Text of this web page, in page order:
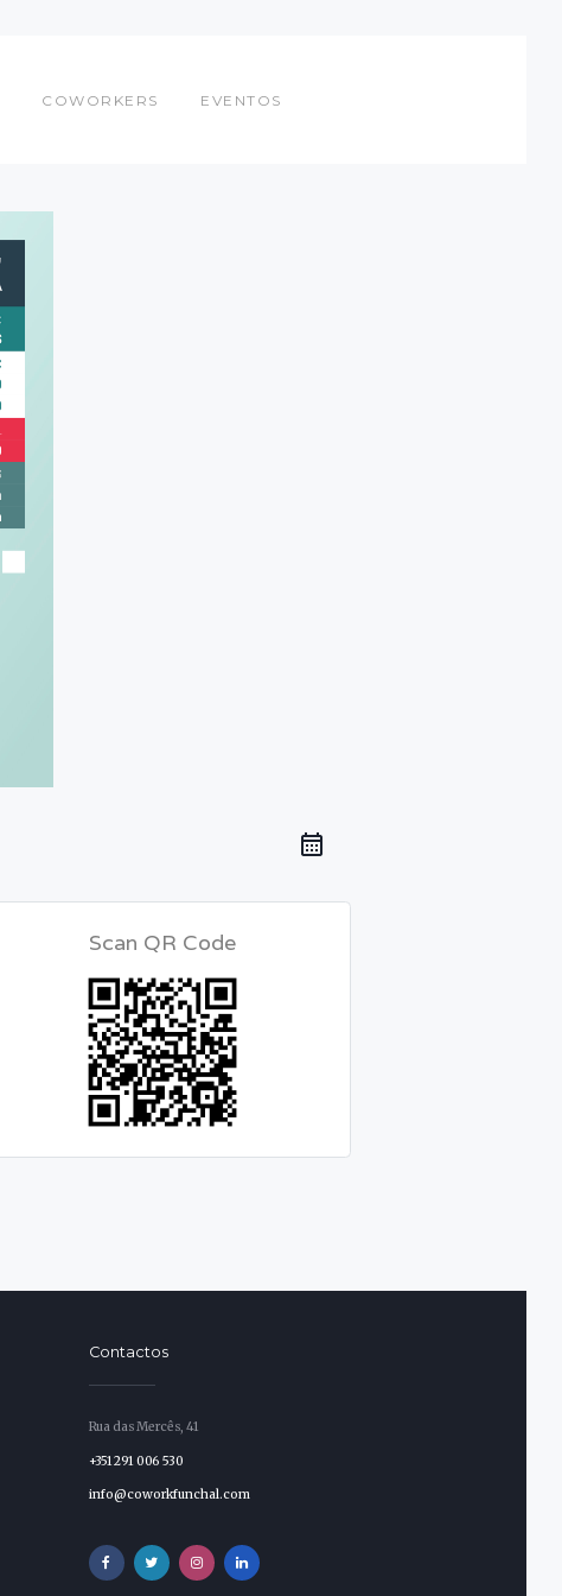
COWORKERS EVENTOS
Scan QR Code
Contactos
Rua das Mercês, 41
+351 291 006 530
info@coworkfunchal.com